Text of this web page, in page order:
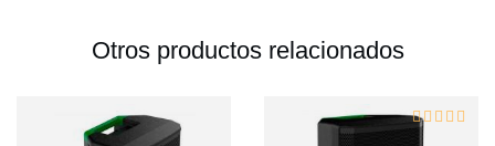
Otros productos relacionados